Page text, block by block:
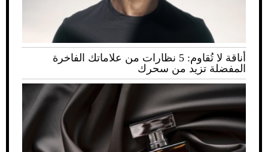
أناقة لا تُقاوم: 5 نظارات من علاماتك الفاخرة
المفضلة تزيد من سحرك